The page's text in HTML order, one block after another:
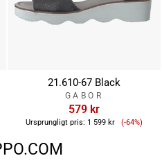
21.610-67 Black
GABOR
579 kr
Ursprungligt pris: 1 599 kr Reapris
(-64%)